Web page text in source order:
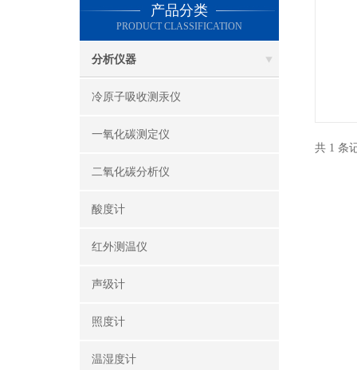
产品分类
PRODUCT CLASSIFICATION
分析仪器
冷原子吸收测汞仪
一氧化碳测定仪
二氧化碳分析仪
酸度计
红外测温仪
声级计
照度计
温湿度计
共 1 条